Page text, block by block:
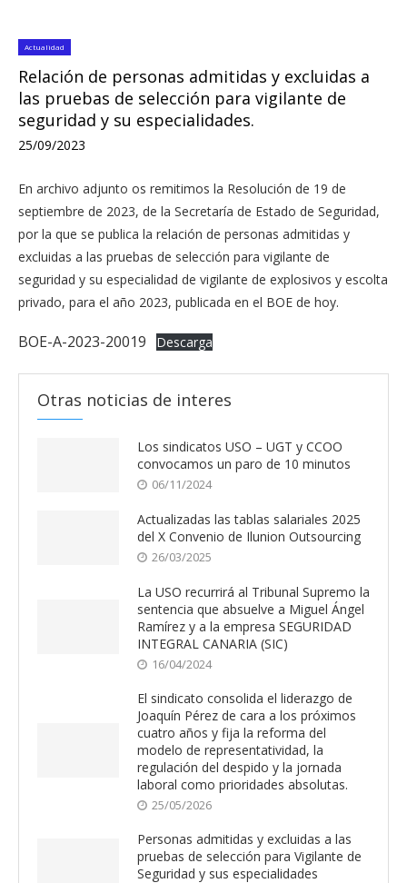
Actualidad
Relación de personas admitidas y excluidas a
las pruebas de selección para vigilante de
seguridad y su especialidades.
25/09/2023
En archivo adjunto os remitimos la Resolución de 19 de
septiembre de 2023, de la Secretaría de Estado de Seguridad,
por la que se publica la relación de personas admitidas y
excluidas a las pruebas de selección para vigilante de
seguridad y su especialidad de vigilante de explosivos y escolta
privado, para el año 2023, publicada en el BOE de hoy.
BOE-A-2023-20019 Descarga
Otras noticias de interes
Los sindicatos USO – UGT y CCOO
convocamos un paro de 10 minutos
06/11/2024
Actualizadas las tablas salariales 2025
del X Convenio de Ilunion Outsourcing
26/03/2025
La USO recurrirá al Tribunal Supremo la
sentencia que absuelve a Miguel Ángel
Ramírez y a la empresa SEGURIDAD
INTEGRAL CANARIA (SIC)
16/04/2024
El sindicato consolida el liderazgo de
Joaquín Pérez de cara a los próximos
cuatro años y fija la reforma del
modelo de representatividad, la
regulación del despido y la jornada
laboral como prioridades absolutas.
25/05/2026
Personas admitidas y excluidas a las
pruebas de selección para Vigilante de
Seguridad y sus especialidades